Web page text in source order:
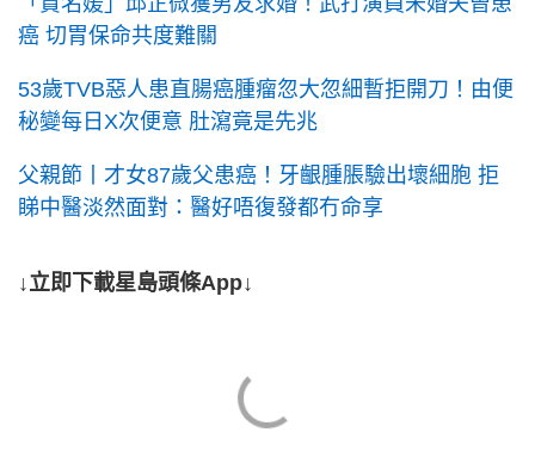
癌 切胃保命共度難關
53歲TVB惡人患直腸癌腫瘤忽大忽細暫拒開刀！由便
秘變每日X次便意 肚瀉竟是先兆
父親節丨才女87歲父患癌！牙齦腫脹驗出壞細胞 拒
睇中醫淡然面對：醫好唔復發都冇命享
↓立即下載星島頭條App↓